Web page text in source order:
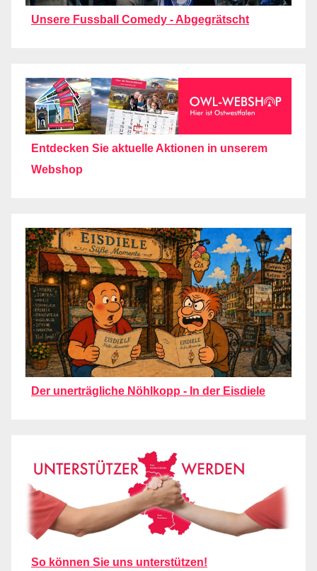
Unsere Fussball Comedy - Abgegrätscht
Entdecken Sie aktuelle Aktionen in unserem
Webshop
Der unerträgliche Nöhlkopp - In der Eisdiele
So können Sie uns unterstützen!